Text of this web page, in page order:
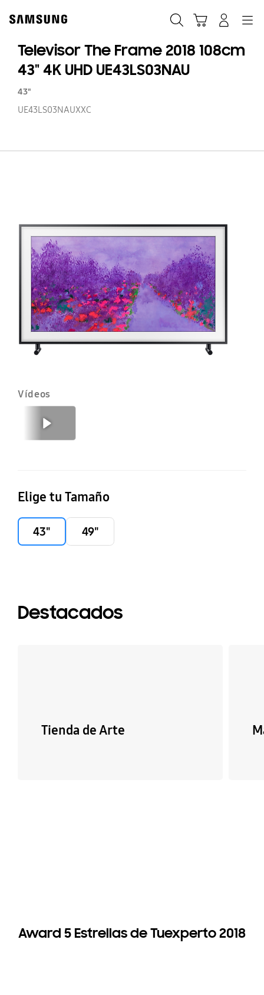
content
Televisor The Frame 2018 108cm
43" 4K UHD UE43LS03NAU
43"
UE43LS03NAUXXC
Vídeos
Elige tu Tamaño
43" 49"
Destacados
Tienda de Arte
Award 5 Estrellas de Tuexperto 2018